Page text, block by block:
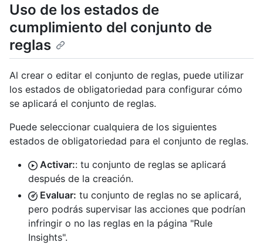
Uso de los estados de
cumplimiento del conjunto de
reglas
Al crear o editar el conjunto de reglas, puede utilizar
los estados de obligatoriedad para configurar cómo
se aplicará el conjunto de reglas.
Puede seleccionar cualquiera de los siguientes
estados de obligatoriedad para el conjunto de reglas.
Activar:: tu conjunto de reglas se aplicará
después de la creación.
Evaluar: tu conjunto de reglas no se aplicará,
pero podrás supervisar las acciones que podrían
infringir o no las reglas en la página "Rule
Insights".